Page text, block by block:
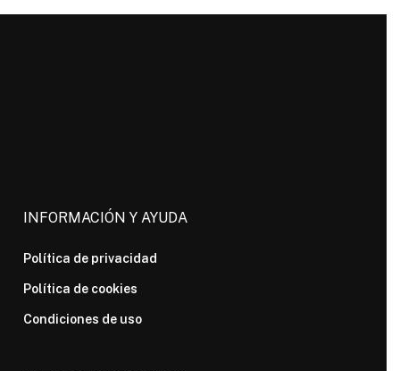
INFORMACIÓN Y AYUDA
Política de privacidad
Política de cookies
Condiciones de uso